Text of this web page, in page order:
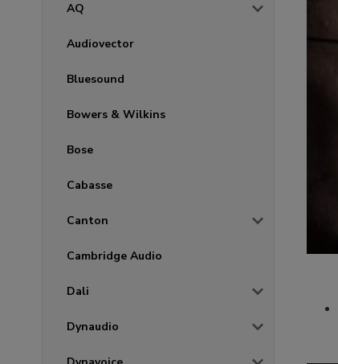
AQ
Audiovector
Bluesound
Bowers & Wilkins
Bose
Cabasse
Canton
Cambridge Audio
Dali
Dynaudio